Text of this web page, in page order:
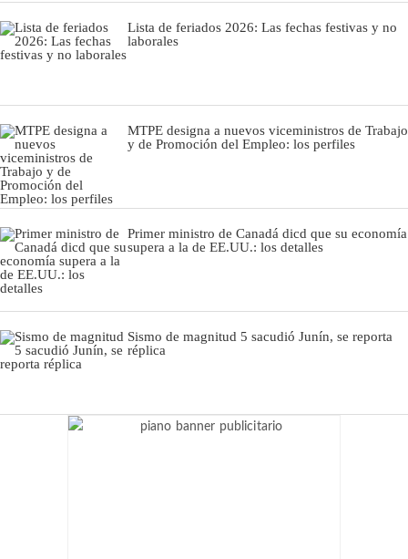
Lista de feriados 2026: Las fechas festivas y no
laborales
MTPE designa a nuevos viceministros de Trabajo
y de Promoción del Empleo: los perfiles
Primer ministro de Canadá dicd que su economía
supera a la de EE.UU.: los detalles
Sismo de magnitud 5 sacudió Junín, se reporta
réplica